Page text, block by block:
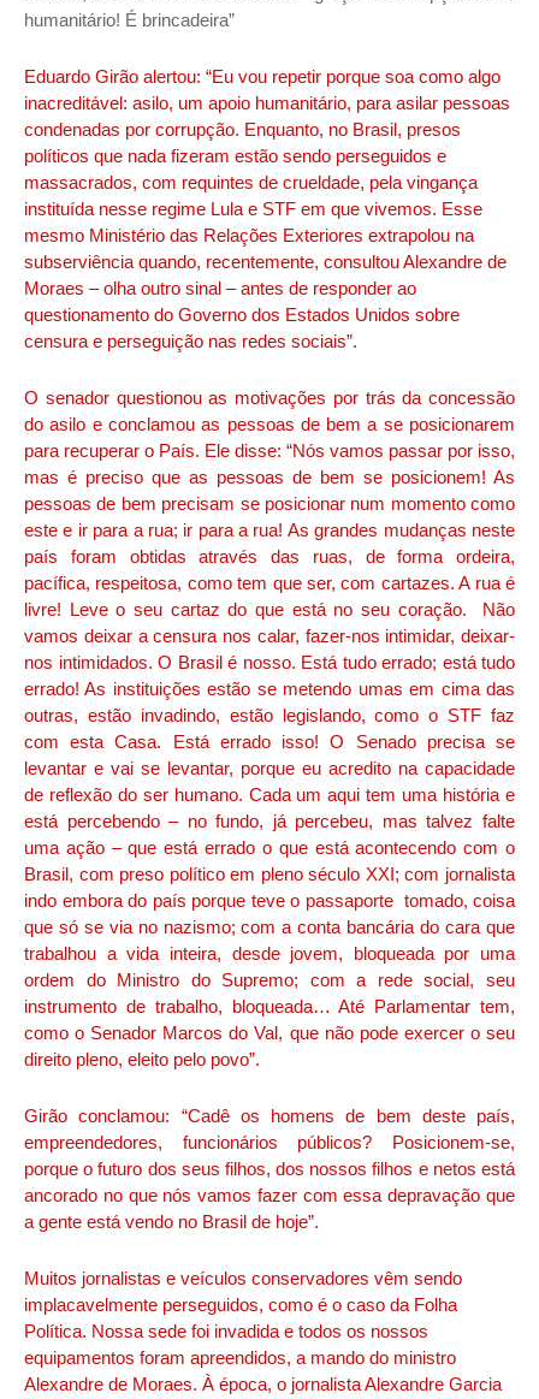
humanitário! É brincadeira”
Eduardo Girão alertou: “Eu vou repetir porque soa como algo
inacreditável: asilo, um apoio humanitário, para asilar pessoas
condenadas por corrupção. Enquanto, no Brasil, presos
políticos que nada fizeram estão sendo perseguidos e
massacrados, com requintes de crueldade, pela vingança
instituída nesse regime Lula e STF em que vivemos. Esse
mesmo Ministério das Relações Exteriores extrapolou na
subserviência quando, recentemente, consultou Alexandre de
Moraes – olha outro sinal – antes de responder ao
questionamento do Governo dos Estados Unidos sobre
censura e perseguição nas redes sociais”.
O senador questionou as motivações por trás da concessão
do asilo e conclamou as pessoas de bem a se posicionarem
para recuperar o País. Ele disse: “Nós vamos passar por isso,
mas é preciso que as pessoas de bem se posicionem! As
pessoas de bem precisam se posicionar num momento como
este e ir para a rua; ir para a rua! As grandes mudanças neste
país foram obtidas através das ruas, de forma ordeira,
pacífica, respeitosa, como tem que ser, com cartazes. A rua é
livre! Leve o seu cartaz do que está no seu coração. Não
vamos deixar a censura nos calar, fazer-nos intimidar, deixar-
nos intimidados. O Brasil é nosso. Está tudo errado; está tudo
errado! As instituições estão se metendo umas em cima das
outras, estão invadindo, estão legislando, como o STF faz
com esta Casa. Está errado isso! O Senado precisa se
levantar e vai se levantar, porque eu acredito na capacidade
de reflexão do ser humano. Cada um aqui tem uma história e
está percebendo – no fundo, já percebeu, mas talvez falte
uma ação – que está errado o que está acontecendo com o
Brasil, com preso político em pleno século XXI; com jornalista
indo embora do país porque teve o passaporte tomado, coisa
que só se via no nazismo; com a conta bancária do cara que
trabalhou a vida inteira, desde jovem, bloqueada por uma
ordem do Ministro do Supremo; com a rede social, seu
instrumento de trabalho, bloqueada… Até Parlamentar tem,
como o Senador Marcos do Val, que não pode exercer o seu
direito pleno, eleito pelo povo”.
Girão conclamou: “Cadê os homens de bem deste país,
empreendedores, funcionários públicos? Posicionem-se,
porque o futuro dos seus filhos, dos nossos filhos e netos está
ancorado no que nós vamos fazer com essa depravação que
a gente está vendo no Brasil de hoje”.
Muitos jornalistas e veículos conservadores vêm sendo
implacavelmente perseguidos, como é o caso da Folha
Política. Nossa sede foi invadida e todos os nossos
equipamentos foram apreendidos, a mando do ministro
Alexandre de Moraes. À época, o jornalista Alexandre Garcia